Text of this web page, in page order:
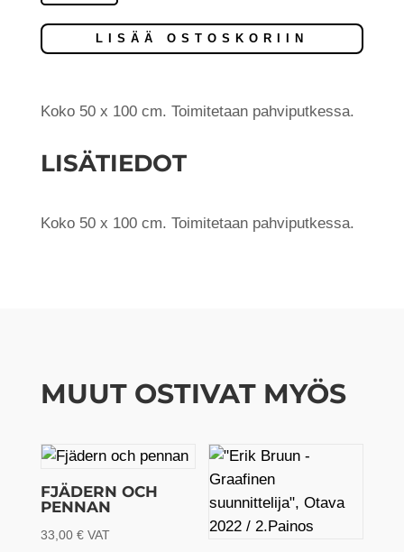
Finland
Nr
33
Lingonberry
määrä
LISÄÄ OSTOSKORIIN
Koko 50 x 100 cm. Toimitetaan pahviputkessa.
LISÄTIEDOT
Koko 50 x 100 cm. Toimitetaan pahviputkessa.
MUUT OSTIVAT MYÖS
FJÄDERN OCH
PENNAN
33,00 € VAT